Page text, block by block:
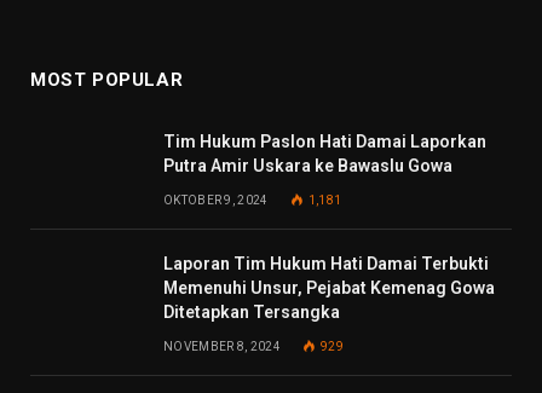
MOST POPULAR
Tim Hukum Paslon Hati Damai Laporkan
Putra Amir Uskara ke Bawaslu Gowa
OKTOBER 9, 2024 1,181
Laporan Tim Hukum Hati Damai Terbukti
Memenuhi Unsur, Pejabat Kemenag Gowa
Ditetapkan Tersangka
NOVEMBER 8, 2024 929